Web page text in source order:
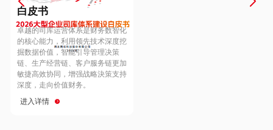
Hungary
Hong Kong
白皮书
卓越的司库运营体系是财务数智化
的核心能力，利用领先技术深度挖
掘数据价值，智能引导管理决策
链、生产经营链、客户服务链更加
敏捷高效协同，增强战略決策支持
深度，走向价值财务。
进入详情